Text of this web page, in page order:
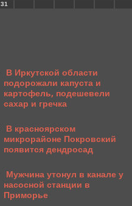
31
В Иркутской области
подорожали капуста и
картофель, подешевели
сахар и гречка
В красноярском
микрорайоне Покровский
появится дендросад
Мужчина утонул в канале у
насосной станции в
Приморье